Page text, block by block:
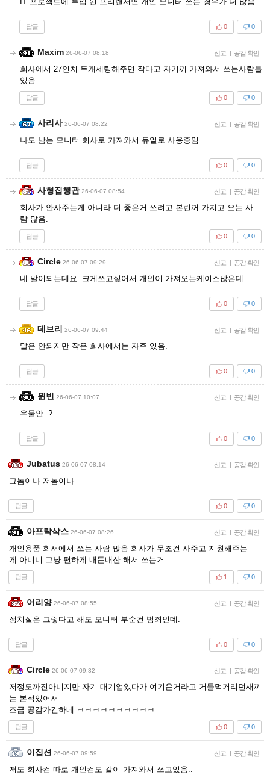
답글 0
0
Maxim 26-06-07 08:18 신고 | 공감 확인
회사에서 27인치 두개세팅해주면 작다고 자기꺼 가져와서 쓰는사람들
있음
답글 0
0
사리사 26-06-07 08:22 신고 | 공감 확인
나도 남는 모니터 회사로 가져와서 듀얼로 사용중임
답글 0
0
사형집행관 26-06-07 08:54 신고 | 공감 확인
회사가 안사주는게 아니라 더 좋은거 쓰려고 본린꺼 가지고 오는 사
람 많음.
답글 0
0
Circle 26-06-07 09:29 신고 | 공감 확인
네 말이되는데요. 크게쓰고싶어서 개인이 가져오는케이스많은데
답글 0
0
데브리 26-06-07 09:44 신고 | 공감 확인
말은 안되지만 작은 회사에서는 자주 있음.
답글 0
0
윈빈 26-06-07 10:07 신고 | 공감 확인
우물안..?
답글 0
0
Jubatus 26-06-07 08:14 신고 | 공감 확인
그놈이나 저놈이나
답글 0
0
아프락삭스 26-06-07 08:26 신고 | 공감 확인
개인용품 회서에서 쓰는 사람 많음 회사가 무조건 사주고 지원해주는
게 아니니 그냥 편하게 내돈내산 해서 쓰는거
답글 0
1
어리양 26-06-07 08:55 신고 | 공감 확인
정치질은 그렇다고 해도 모니터 부순건 범죄인데.
답글 0
0
Circle 26-06-07 09:32 신고 | 공감 확인
저정도까진아니지만 자기 대기업있다가 여기온거라고 거들먹거리던새끼
는 본적있어서
조금 공감가긴하네 ㅋㅋㅋㅋㅋㅋㅋㅋㅋㅋ
답글 0
0
이집션 26-06-07 09:59 신고 | 공감 확인
저도 회사컴 따로 개인컴도 같이 가져와서 쓰고있음..